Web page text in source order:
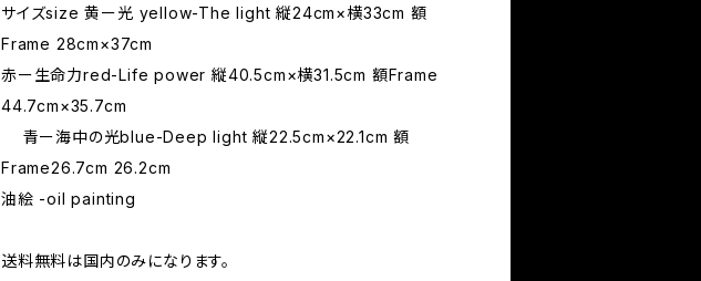
サイズsize 黄ー光 yellow-The light 縦24cm×横33cm 額
Frame 28cm×37cm
赤ー生命力red-Life power 縦40.5cm×横31.5cm 額Frame
44.7cm×35.7cm
青ー海中の光blue-Deep light 縦22.5cm×22.1cm 額
Frame26.7cm 26.2cm
油絵 -oil painting
送料無料は国内のみになります。